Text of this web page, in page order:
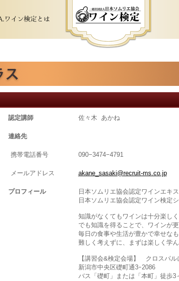
認定講師 佐々木 あかね
連絡先
携帯電話番号 090−3474−4791
メールアドレス akane_sasaki@recruit-ms.co.jp
プロフィール
日本ソムリエ協会認定ワインエキ
日本ソムリエ協会認定ワイン検定
知識がなくてもワインは十分楽し
でも知識を得ることで、ワインが
毎日の食事や生活が豊かで幸せな
難しく考えずに、まずは楽しく学
【講習会&検定会場】 クロスパル
新潟市中央区礎町通3ｰ2086
バス「礎町」または「本町」徒歩3